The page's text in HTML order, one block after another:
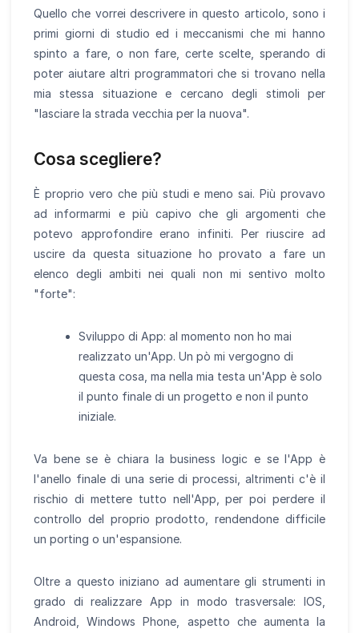
Quello che vorrei descrivere in questo articolo, sono i
primi giorni di studio ed i meccanismi che mi hanno
spinto a fare, o non fare, certe scelte, sperando di
poter aiutare altri programmatori che si trovano nella
mia stessa situazione e cercano degli stimoli per
"lasciare la strada vecchia per la nuova".
Cosa scegliere?
È proprio vero che più studi e meno sai. Più provavo
ad informarmi e più capivo che gli argomenti che
potevo approfondire erano infiniti. Per riuscire ad
uscire da questa situazione ho provato a fare un
elenco degli ambiti nei quali non mi sentivo molto
"forte":
Sviluppo di App: al momento non ho mai
realizzato un'App. Un pò mi vergogno di
questa cosa, ma nella mia testa un'App è solo
il punto finale di un progetto e non il punto
iniziale.
Va bene se è chiara la business logic e se l'App è
l'anello finale di una serie di processi, altrimenti c'è il
rischio di mettere tutto nell'App, per poi perdere il
controllo del proprio prodotto, rendendone difficile
un porting o un'espansione.
Oltre a questo iniziano ad aumentare gli strumenti in
grado di realizzare App in modo trasversale: IOS,
Android, Windows Phone, aspetto che aumenta la